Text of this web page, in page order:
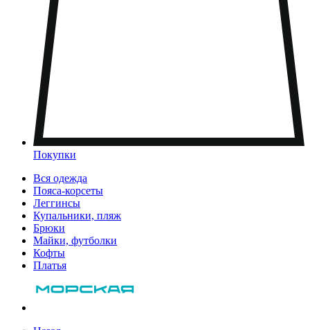
Покупки
Вся одежда
Пояса-корсеты
Леггинсы
Купальники, пляж
Брюки
Майки, футболки
Кофты
Платья